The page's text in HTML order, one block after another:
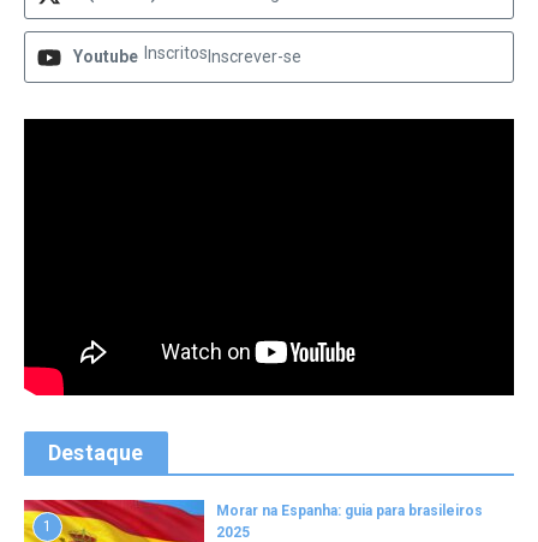
Youtube Inscritos Inscrever-se
Destaque
1
Morar na Espanha: guia para brasileiros
2025